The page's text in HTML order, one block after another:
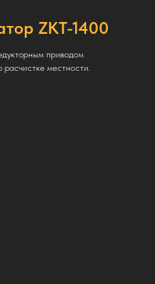
ZKT-1400
приводом
местности.